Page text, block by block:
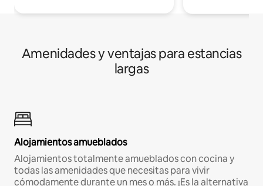
Amenidades y ventajas para estancias
largas
Alojamientos amueblados
Alojamientos totalmente amueblados con cocina y
todas las amenidades que necesitas para vivir
cómodamente durante un mes o más. ¡Es la alternativa